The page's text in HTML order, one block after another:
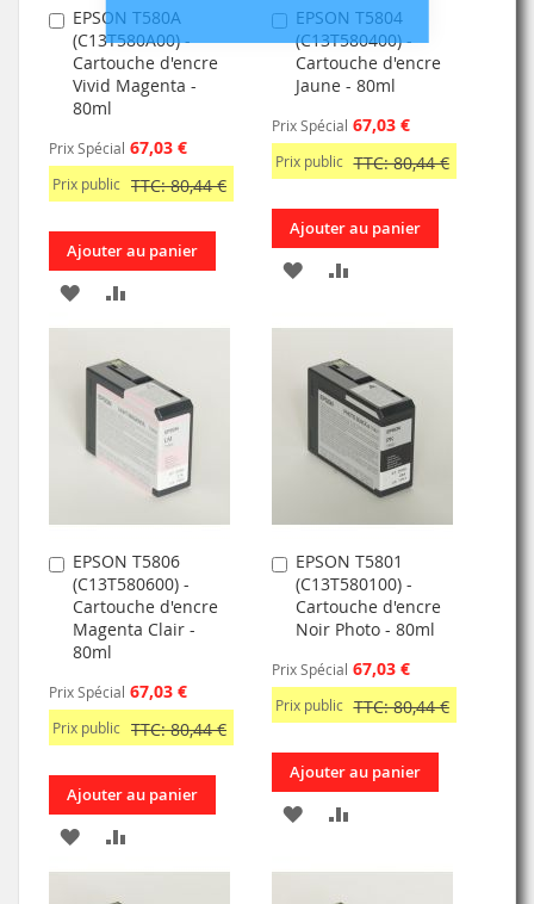
EPSON T580A
(C13T580A00) -
Cartouche d'encre
Vivid Magenta -
80ml
Prix Spécial 67,03 €
Prix public TTC: 80,44 €
Ajouter
au
panier
Ajouter au panier
AJOUTER
À
MA
LISTE
D’ENVIE
AU
COMPARATEUR
EPSON T5804
(C13T580400) -
Cartouche d'encre
Jaune - 80ml
Prix Spécial 67,03 €
Prix public TTC: 80,44 €
Ajouter
au
panier
Ajouter au panier
AJOUTER
LISTE
D’ENVIE
EPSON T5806
(C13T580600) -
Cartouche d'encre
Magenta Clair -
80ml
Prix Spécial 67,03 €
Prix public TTC: 80,44 €
Ajouter
au
panier
Ajouter au panier
AJOUTER
À
AU
EPSON T5801
(C13T580100) -
Cartouche d'encre
Noir Photo - 80ml
Prix Spécial 67,03 €
Prix public TTC: 80,44 €
Ajouter
au
panier
Ajouter au panier
AJOUTER